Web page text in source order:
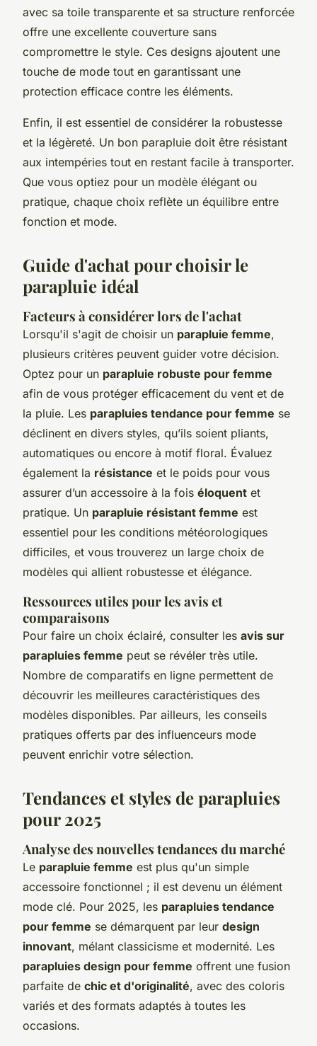
avec sa toile transparente et sa structure renforcée
offre une excellente couverture sans
compromettre le style. Ces designs ajoutent une
touche de mode tout en garantissant une
protection efficace contre les éléments.
Enfin, il est essentiel de considérer la robustesse
et la légèreté. Un bon parapluie doit être résistant
aux intempéries tout en restant facile à transporter.
Que vous optiez pour un modèle élégant ou
pratique, chaque choix reflète un équilibre entre
fonction et mode.
Guide d'achat pour choisir le
parapluie idéal
Facteurs à considérer lors de l'achat
Lorsqu'il s'agit de choisir un parapluie femme,
plusieurs critères peuvent guider votre décision.
Optez pour un parapluie robuste pour femme
afin de vous protéger efficacement du vent et de
la pluie. Les parapluies tendance pour femme se
déclinent en divers styles, qu’ils soient pliants,
automatiques ou encore à motif floral. Évaluez
également la résistance et le poids pour vous
assurer d’un accessoire à la fois éloquent et
pratique. Un parapluie résistant femme est
essentiel pour les conditions météorologiques
difficiles, et vous trouverez un large choix de
modèles qui allient robustesse et élégance.
Ressources utiles pour les avis et
comparaisons
Pour faire un choix éclairé, consulter les avis sur
parapluies femme peut se révéler très utile.
Nombre de comparatifs en ligne permettent de
découvrir les meilleures caractéristiques des
modèles disponibles. Par ailleurs, les conseils
pratiques offerts par des influenceurs mode
peuvent enrichir votre sélection.
Tendances et styles de parapluies
pour 2025
Analyse des nouvelles tendances du marché
Le parapluie femme est plus qu'un simple
accessoire fonctionnel ; il est devenu un élément
mode clé. Pour 2025, les parapluies tendance
pour femme se démarquent par leur design
innovant, mélant classicisme et modernité. Les
parapluies design pour femme offrent une fusion
parfaite de chic et d'originalité, avec des coloris
variés et des formats adaptés à toutes les
occasions.